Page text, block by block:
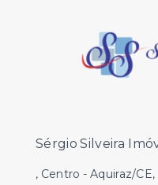
Sérgio Silveira
, Centro - Aquiraz/